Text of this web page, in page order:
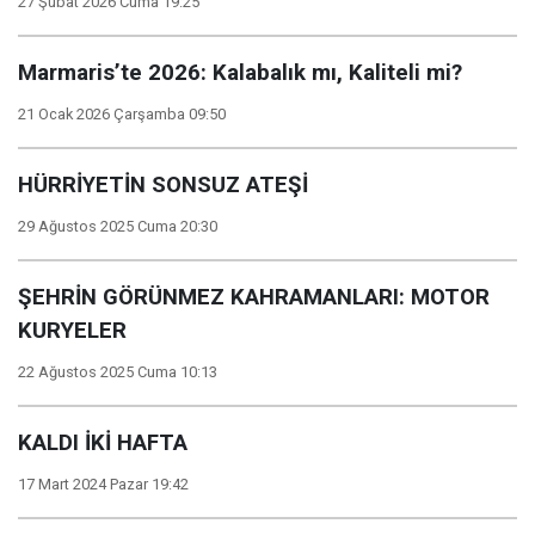
Marmaris’te 2026: Kalabalık mı, Kaliteli mi?
21 Ocak 2026 Çarşamba 09:50
HÜRRİYETİN SONSUZ ATEŞİ
29 Ağustos 2025 Cuma 20:30
ŞEHRİN GÖRÜNMEZ KAHRAMANLARI: MOTOR
KURYELER
22 Ağustos 2025 Cuma 10:13
KALDI İKİ HAFTA
17 Mart 2024 Pazar 19:42